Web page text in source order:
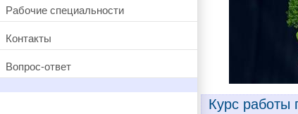
Рабочие специальности
Контакты
Вопрос-ответ
Курс работы